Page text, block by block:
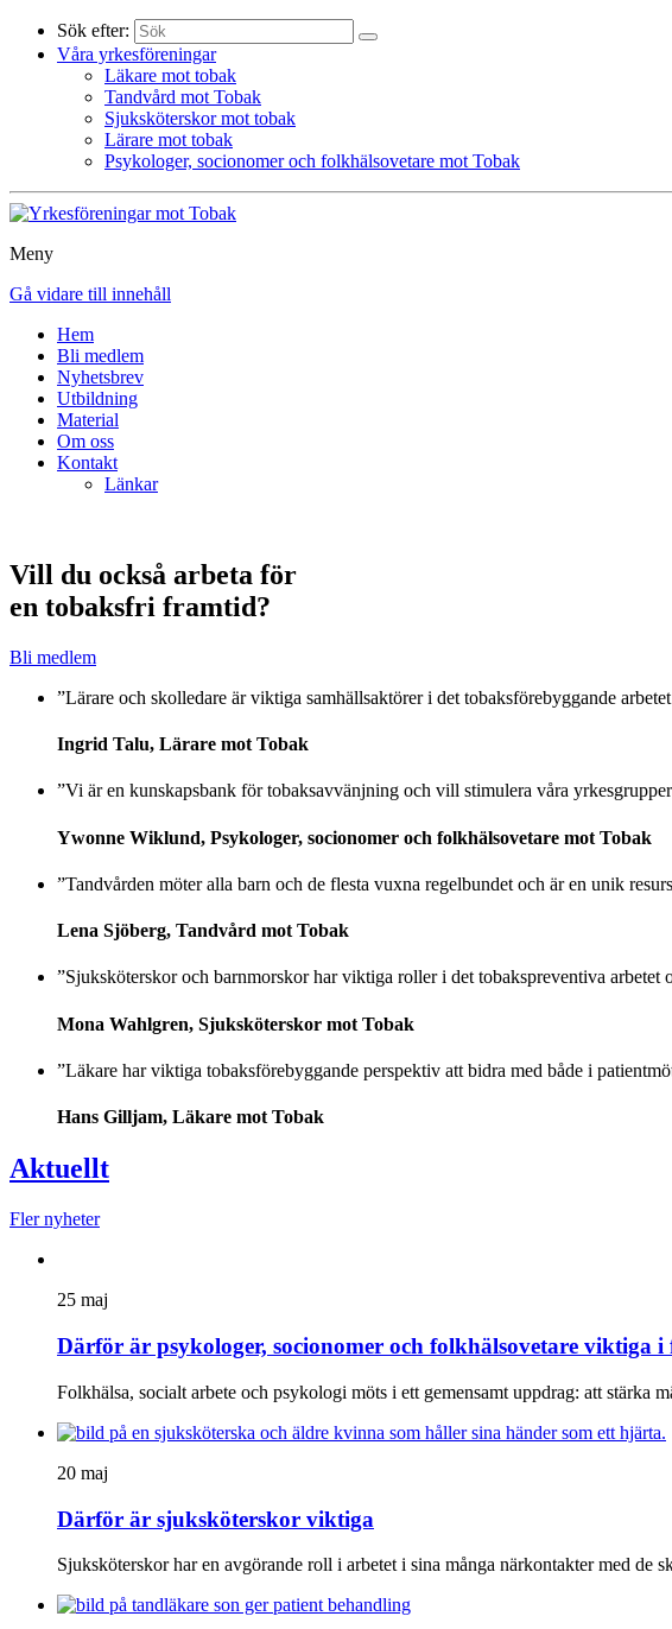
Sök efter:
Våra yrkesföreningar
Läkare mot tobak
Tandvård mot Tobak
Sjuksköterskor mot tobak
Lärare mot tobak
Psykologer, socionomer och folkhälsovetare mot Tobak
Meny
Gå vidare till innehåll
Hem
Bli medlem
Nyhetsbrev
Utbildning
Material
Om oss
Kontakt
Länkar
Vill du också arbeta för
en tobaksfri framtid?
Bli medlem
”Lärare och skolledare är viktiga samhällsaktörer i det tobaksförebyggande
Ingrid Talu, Lärare mot Tobak
”Vi är en kunskapsbank för tobaksavvänjning och vill stimulera våra
Ywonne Wiklund, Psykologer, socionomer och folkhälsovetare mot Tobak
”Tandvården möter alla barn och de flesta vuxna regelbundet och är en unik
Lena Sjöberg, Tandvård mot Tobak
”Sjuksköterskor och barnmorskor har viktiga roller i det tobakspreventiva
Mona Wahlgren, Sjuksköterskor mot Tobak
”Läkare har viktiga tobaksförebyggande perspektiv att bidra med både i
Hans Gilljam, Läkare mot Tobak
Aktuellt
Fler nyheter
25 maj
Därför är psykologer, socionomer och folkhälsovetare viktiga
Folkhälsa, socialt arbete och psykologi möts i ett gemensamt uppdrag: att
20 maj
Därför är sjuksköterskor viktiga
Sjuksköterskor har en avgörande roll i arbetet i sina många närkontakter med de